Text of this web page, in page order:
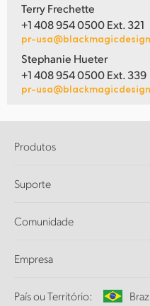
Terry Frechette
+1 408 954 0500 Ext. 321
pr-
Stephanie Hueter
+1 408 954 0500 Ext. 339
pr-
Produtos
DaVinci Resolve e Fusion
Ultimatte
Captura e Reprodução
Conversão de Padrões
Suporte
Central de Suporte Técnico
Comunidade
Empresa
Sobre a Blackmagic Design
País ou Território: